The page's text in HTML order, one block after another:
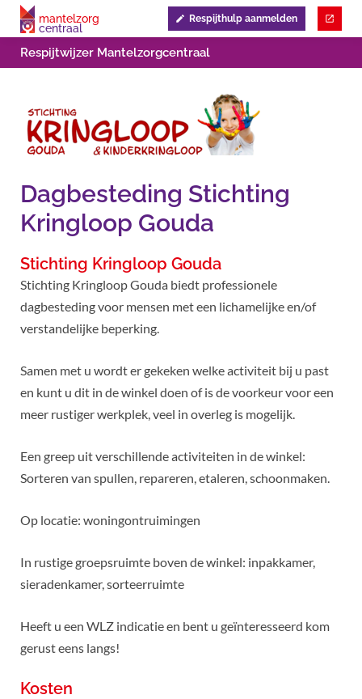
mantelzorg
centraal
Respijthulp aanmelden
Respijtwijzer Mantelzorgcentraal
Dagbesteding Stichting
Kringloop Gouda
Stichting Kringloop Gouda
Stichting Kringloop Gouda biedt professionele
dagbesteding voor mensen met een lichamelijke en/of
verstandelijke beperking.
Samen met u wordt er gekeken welke activiteit bij u past
en kunt u dit in de winkel doen of is de voorkeur voor een
meer rustiger werkplek, veel in overleg is mogelijk.
Een greep uit verschillende activiteiten in de winkel:
Sorteren van spullen, repareren, etaleren, schoonmaken.
Op locatie: woningontruimingen
In rustige groepsruimte boven de winkel: inpakkamer,
sieradenkamer, sorteerruimte
Heeft u een WLZ indicatie en bent u geïnteresseerd kom
gerust eens langs!
Kosten